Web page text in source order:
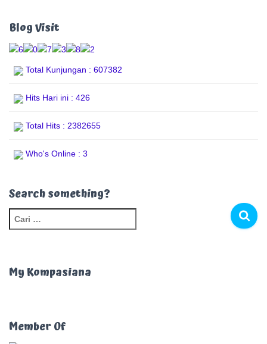
Blog Visit
Total Kunjungan : 607382
Hits Hari ini : 426
Total Hits : 2382655
Who's Online : 3
Search something?
a
u
k
:
My Kompasiana
Member Of